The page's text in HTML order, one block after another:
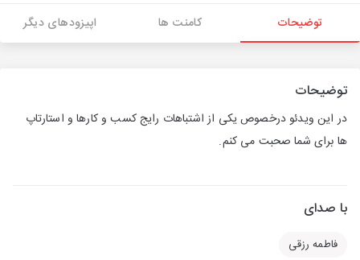
توضیحات کامنت ها اپیزودهای دیگر
توضیحات
در این ویدئو درخصوص یکی از اشتباهات رایج کسب و کارها و استارتاپ
ها برای شما صحبت می کنم.
با صدای
فاطمه رزقی